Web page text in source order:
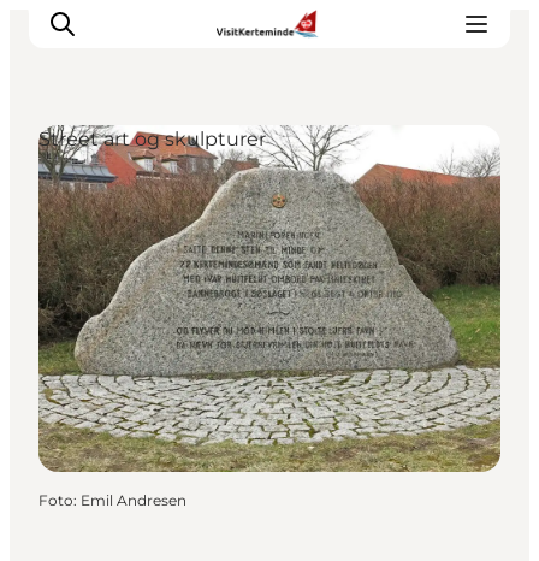
Oplevelser
Aktiviteter
Spis godt
Sov godt
Planlæg din ferie
Det sker
Sommerbus
Street art og skulpturer
Foto: Emil Andresen